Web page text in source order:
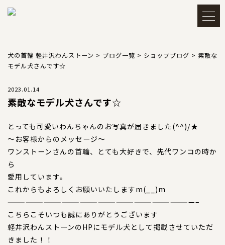
メルマガ登録・解除 アカウント
買い物かごを見る
TOP トップ
CATEGORY カテゴリー
犬の本革首輪
犬の首輪 軽井沢わんストーン > ブログ一覧 > ショップブログ > 素敵な
モデル犬さんです☆
2023.01.14
素敵なモデル犬さんです☆
とっても可愛いわんちゃんのお写真が届きました(^^)/★
～お客様からのメッセージ～
ワンストーンさんの首輪、とても大好きで、先代ワンコの時か
ら
愛用しています。
これからもよろしくお願いいたしますm(__)m
———————————————————————————————–
こちらこそいつも誠にありがとうございます
軽井沢わんストーンのHPにモデル犬として掲載させていただ
きました！！